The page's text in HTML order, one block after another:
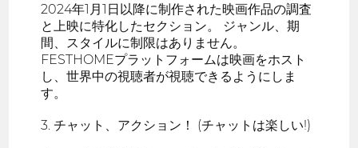
2024年1月1日以降に制作された映画作品の調査
と上映に特化したセクション。 ジャンル、期
間、スタイルに制限はありません。
FESTHOMEプラットフォームは映画をホスト
し、世界中の視聴者が視聴できるようにしま
す。
3. チャット、アクション！ (チャットは楽しい!)